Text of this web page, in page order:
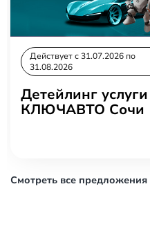
Действует c 31.07.2026 по
31.08.2026
Детейлинг
КЛЮЧАВТО Сочи
Смотреть все предложения